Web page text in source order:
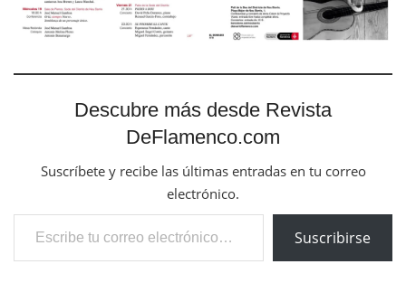
Descubre más desde Revista
DeFlamenco.com
Suscríbete y recibe las últimas entradas en tu correo
electrónico.
Escribe tu correo electrónico…
Suscribirse